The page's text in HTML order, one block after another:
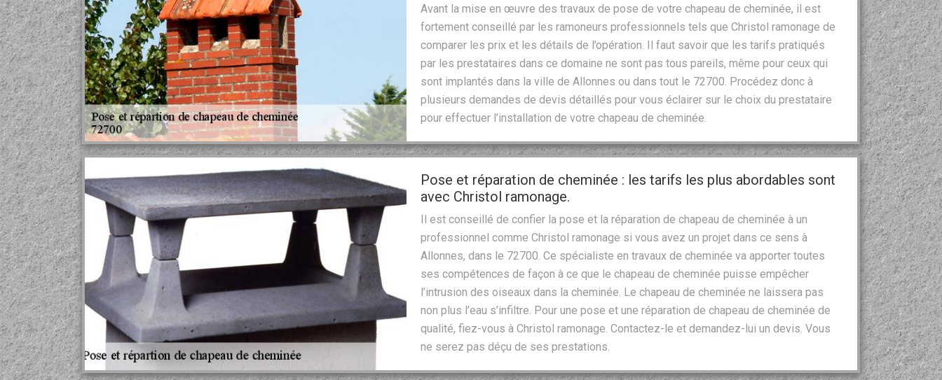
Avant la mise en œuvre des travaux de pose de votre chapeau de cheminée, il est
fortement conseillé par les ramoneurs professionnels tels que Christol ramonage de
comparer les prix et les détails de l’opération. Il faut savoir que les tarifs pratiqués
par les prestataires dans ce domaine ne sont pas tous pareils, même pour ceux qui
sont implantés dans la ville de Allonnes ou dans tout le 72700. Procédez donc à
plusieurs demandes de devis détaillés pour vous éclairer sur le choix du prestataire
pour effectuer l’installation de votre chapeau de cheminée.
Pose et réparation de cheminée : les tarifs les plus abordables sont
avec Christol ramonage.
Il est conseillé de confier la pose et la réparation de chapeau de cheminée à un
professionnel comme Christol ramonage si vous avez un projet dans ce sens à
Allonnes, dans le 72700. Ce spécialiste en travaux de cheminée va apporter toutes
ses compétences de façon à ce que le chapeau de cheminée puisse empêcher
l’intrusion des oiseaux dans la cheminée. Le chapeau de cheminée ne laissera pas
non plus l’eau s’infiltre. Pour une pose et une réparation de chapeau de cheminée de
qualité, fiez-vous à Christol ramonage. Contactez-le et demandez-lui un devis. Vous
ne serez pas déçu de ses prestations.